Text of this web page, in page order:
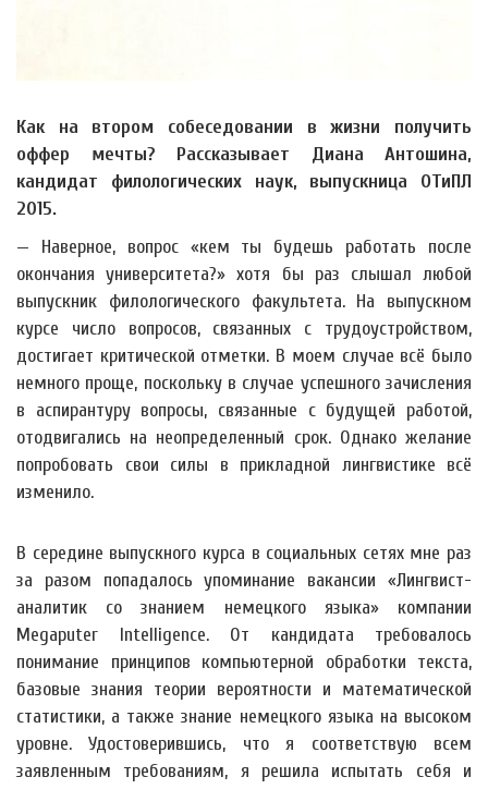
Как на втором собеседовании в жизни получить
оффер мечты? Рассказывает Диана Антошина,
кандидат филологических наук, выпускница ОТиПЛ
2015.
— Наверное, вопрос «кем ты будешь работать после
окончания университета?» хотя бы раз слышал любой
выпускник филологического факультета. На выпускном
курсе число вопросов, связанных с трудоустройством,
достигает критической отметки. В моем случае всё было
немного проще, поскольку в случае успешного зачисления
в аспирантуру вопросы, связанные с будущей работой,
отодвигались на неопределенный срок. Однако желание
попробовать свои силы в прикладной лингвистике всё
изменило.
В середине выпускного курса в социальных сетях мне раз
за разом попадалось упоминание вакансии «Лингвист-
аналитик со знанием немецкого языка» компании
Megaputer Intelligence. От кандидата требовалось
понимание принципов компьютерной обработки текста,
базовые знания теории вероятности и математической
статистики, а также знание немецкого языка на высоком
уровне. Удостоверившись, что я соответствую всем
заявленным требованиям, я решила испытать себя и